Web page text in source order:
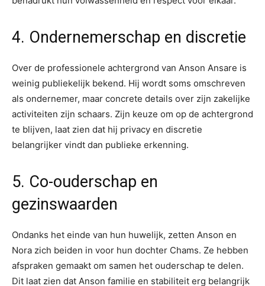
4. Ondernemerschap en discretie
Over de professionele achtergrond van Anson Ansare is
weinig publiekelijk bekend. Hij wordt soms omschreven
als ondernemer, maar concrete details over zijn zakelijke
activiteiten zijn schaars. Zijn keuze om op de achtergrond
te blijven, laat zien dat hij privacy en discretie
belangrijker vindt dan publieke erkenning.
5. Co-ouderschap en
gezinswaarden
Ondanks het einde van hun huwelijk, zetten Anson en
Nora zich beiden in voor hun dochter Chams. Ze hebben
afspraken gemaakt om samen het ouderschap te delen.
Dit laat zien dat Anson familie en stabiliteit erg belangrijk